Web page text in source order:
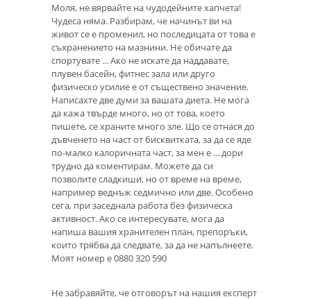
Моля, не вярвайте на чудодейните хапчета!
Чудеса няма. Разбирам, че начинът ви на
живот се е променил, но последицата от това е
съхранението на мазнини. Не обичате да
спортувате ... Ако не искате да наддавате,
плувен басейн, фитнес зала или друго
физическо усилие е от съществено значение.
Написахте две думи за вашата диета. Не мога
да кажа твърде много, но от това, което
пишете, се храните много зле. Що се отнася до
дъвченето на част от бисквитката, за да се яде
по-малко калоричната част, за мен е ... дори
трудно да коментирам. Можете да си
позволите сладкиши, но от време на време,
например веднъж седмично или две. Особено
сега, при заседнала работа без физическа
активност. Ако се интересувате, мога да
напиша вашия хранителен план, препоръки,
които трябва да следвате, за да не напълнеете.
Моят номер е 0880 320 590
Не забравяйте, че отговорът на нашия експерт